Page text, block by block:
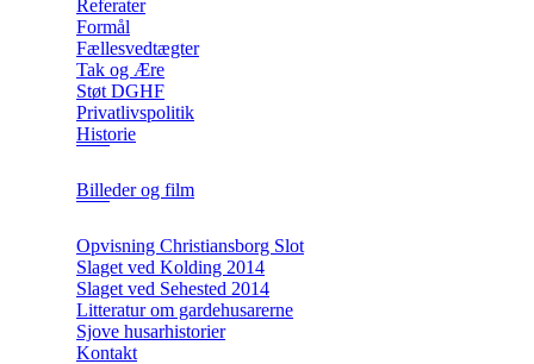
Referater
Formål
Fællesvedtægter
Tak og Ære
Støt DGHF
Privatlivspolitik
Historie
Billeder og film
Opvisning Christiansborg Slot
Slaget ved Kolding 2014
Slaget ved Sehested 2014
Litteratur om gardehusarerne
Sjove husarhistorier
Kontakt